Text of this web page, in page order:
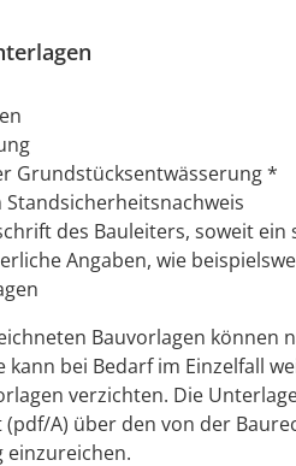
Grundstücksentwässerung *
Standsicherheitsnachweis
des Bauleiters, soweit
Angaben, wie
Bauvorlagen können
kann bei Bedarf im Einzelfall
verzichten. Die
A) über den von der
einzureichen.